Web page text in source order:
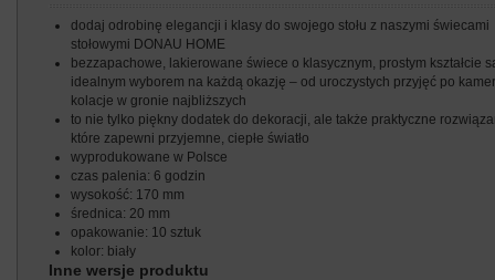
dodaj odrobinę elegancji i klasy do swojego stołu z naszymi świecami
stołowymi DONAU HOME
bezzapachowe, lakierowane świece o klasycznym, prostym kształcie
idealnym wyborem na każdą okazję – od uroczystych przyjęć po
kolacje w gronie najbliższych
to nie tylko piękny dodatek do dekoracji, ale także praktyczne
które zapewni przyjemne, ciepłe światło
wyprodukowane w Polsce
czas palenia: 6 godzin
wysokość: 170 mm
średnica: 20 mm
opakowanie: 10 sztuk
kolor: biały
Inne wersje produktu